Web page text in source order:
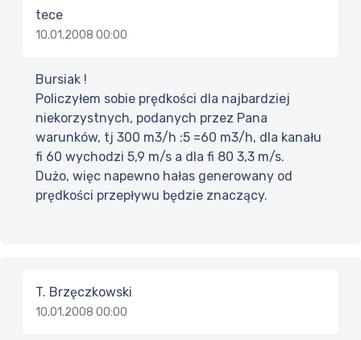
tece
10.01.2008 00:00
Bursiak !
Policzyłem sobie prędkości dla najbardziej
niekorzystnych, podanych przez Pana
warunków, tj 300 m3/h :5 =60 m3/h, dla kanału
fi 60 wychodzi 5,9 m/s a dla fi 80 3,3 m/s.
Dużo, więc napewno hałas generowany od
prędkości przepływu będzie znaczący.
T. Brzęczkowski
10.01.2008 00:00